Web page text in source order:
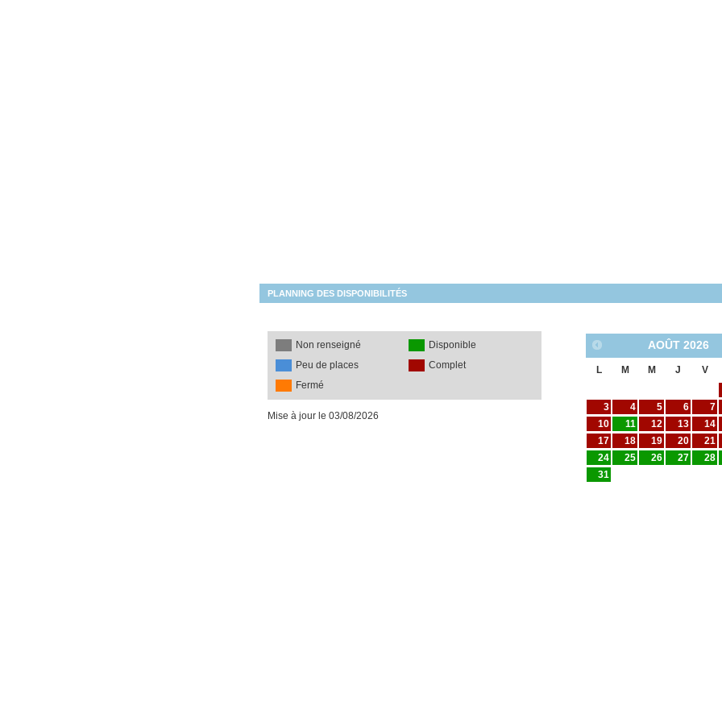
PLANNING DES DISPONIBILITÉS
Non renseigné
Disponible
Peu de places
Complet
Fermé
AOÛT 2026
L M M J V
3
4 5 6 7
10
11 12 13 14
17
18 19 20 21
24
25 26 27 28
31
Mise à jour le 03/08/2026